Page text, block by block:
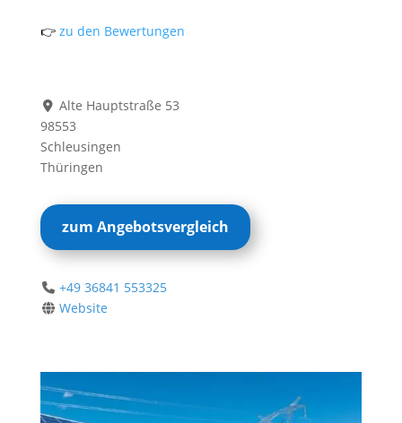
👉zu den Bewertungen
Alte Hauptstraße 53
98553
Schleusingen
Thüringen
zum Angebotsvergleich
+49 36841 553325
Website